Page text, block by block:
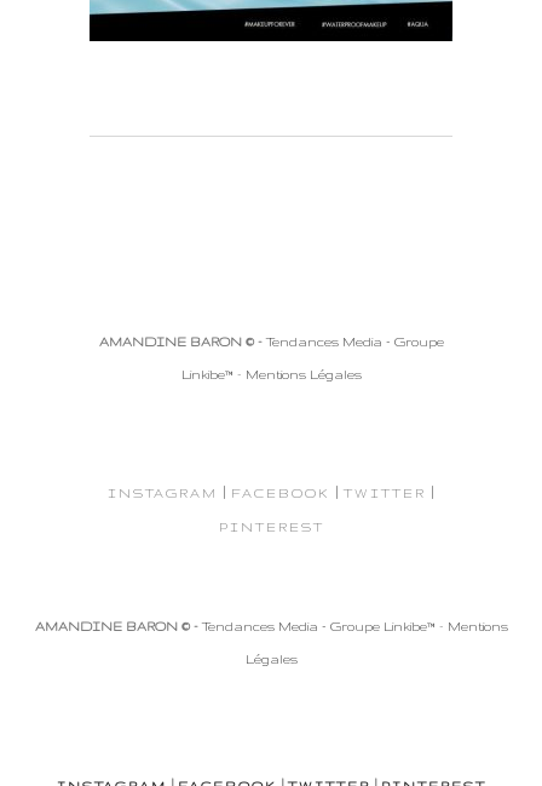
AMANDINE BARON © -Tendances Media - Groupe
Linkibe™ - Mentions Légales
INSTAGRAM | FACEBOOK | TWITTER |
PINTEREST
AMANDINE BARON © -Tendances Media - Groupe Linkibe™ - Mentions
Légales